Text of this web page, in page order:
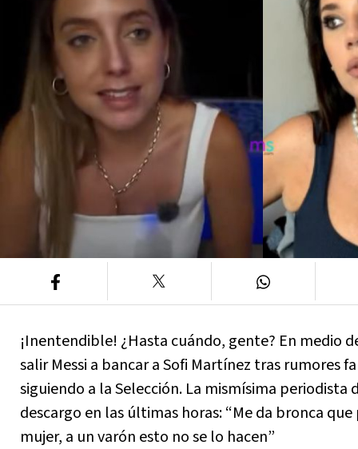
¡Inentendible! ¿Hasta cuándo, gente? En medio
salir Messi a bancar a Sofi Martínez tras rumores
siguiendo a la Selección. La mismísima periodista
descargo en las últimas horas: “Me da bronca
mujer, a un varón esto no se lo hacen”